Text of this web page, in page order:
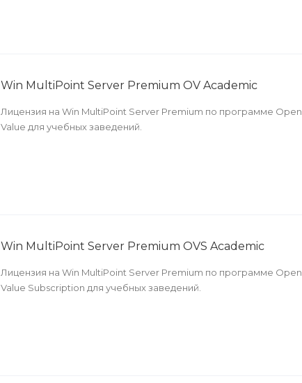
Win MultiPoint Server Premium OV Academic
Лицензия на Win MultiPoint Server Premium по программе Open
Value для учебных заведений.
Win MultiPoint Server Premium OVS Academic
Лицензия на Win MultiPoint Server Premium по программе Open
Value Subscription для учебных заведений.